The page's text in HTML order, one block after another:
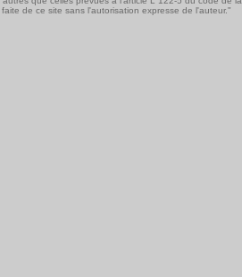
de ce site sans l'autorisation expresse de l'auteur."